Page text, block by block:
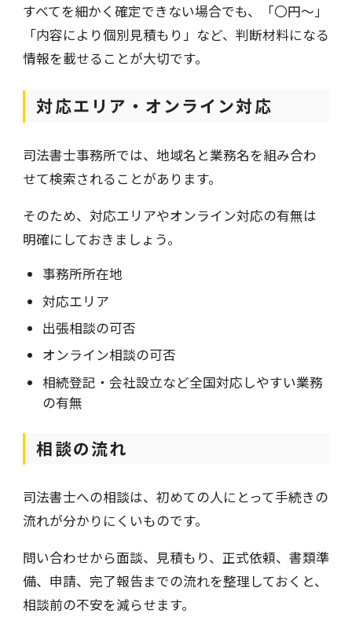
すべてを細かく確定できない場合でも、「〇円〜」
「内容により個別見積もり」など、判断材料になる
情報を載せることが大切です。
対応エリア・オンライン対応
司法書士事務所では、地域名と業務名を組み合わ
せて検索されることがあります。
そのため、対応エリアやオンライン対応の有無は
明確にしておきましょう。
事務所所在地
対応エリア
出張相談の可否
オンライン相談の可否
相続登記・会社設立など全国対応しやすい業務
の有無
相談の流れ
司法書士への相談は、初めての人にとって手続きの
流れが分かりにくいものです。
問い合わせから面談、見積もり、正式依頼、書類準
備、申請、完了報告までの流れを整理しておくと、
相談前の不安を減らせます。